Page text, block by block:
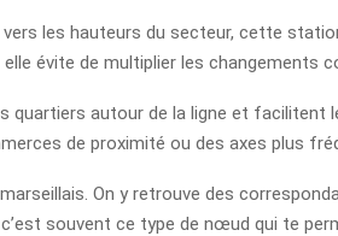
les hauteurs du secteur, cette
évite de multiplier les changements
quartiers autour de la ligne et facilitent
de proximité ou des axes plus
On y retrouve des
souvent ce type de nœud qui te